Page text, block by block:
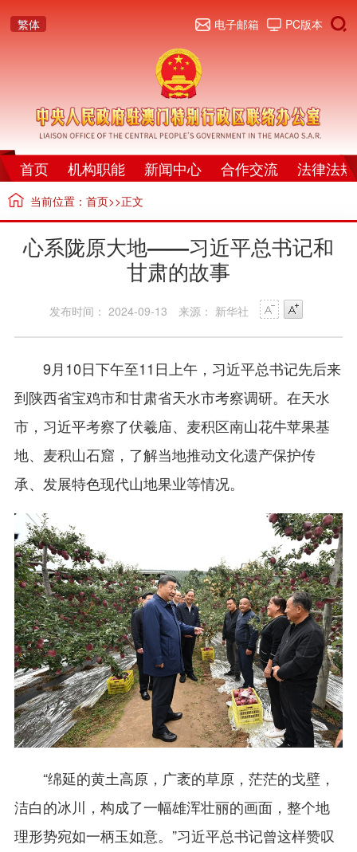
繁体 PC版本
电子邮箱
首页 机构职能 新闻中心 合作交流 法律法规
当前位置： 首页>>正文
心系陇原大地——习近平总书记和
甘肃的故事
发布时间： 2024-09-13 来源： 新华社
9月10日下午至11日上午，习近平总书记先后来
到陕西省宝鸡市和甘肃省天水市考察调研。在天水
市，习近平考察了伏羲庙、麦积区南山花牛苹果基
地、麦积山石窟，了解当地推动文化遗产保护传
承、发展特色现代山地果业等情况。
“绵延的黄土高原，广袤的草原，茫茫的戈壁，
洁白的冰川，构成了一幅雄浑壮丽的画面，整个地
理形势宛如一柄玉如意。”习近平总书记曾这样赞叹